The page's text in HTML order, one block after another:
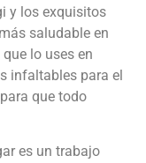
y los exquisitos
saludable en
lo uses en
infaltables para el
que todo
es un trabajo